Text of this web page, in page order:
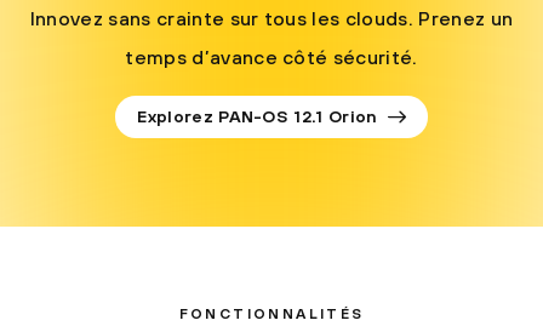
Innovez sans crainte sur tous les clouds. Prenez un
temps d’avance côté sécurité.
Explorez PAN-OS 12.1 Orion
FONCTIONNALITÉS